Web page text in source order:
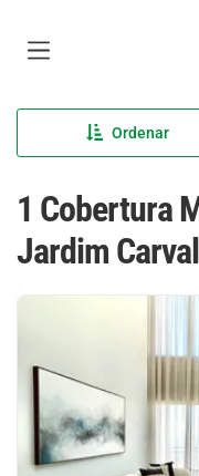
Ordenar
1 Cobertura
Jardim